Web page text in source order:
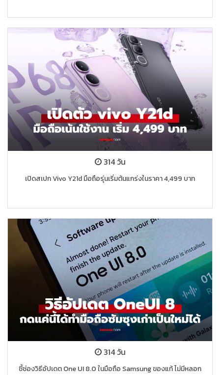
314 วัน
เปิดสเปก Vivo Y21d มือถือรุ่นเริ่มต้นแกร่งในราคา 4,499 บาท
314 วัน
ชี้ช่องวิธีอัปเดต One UI 8.0 ในมือถือ Samsung ของแท้ ไม่มีหลอก